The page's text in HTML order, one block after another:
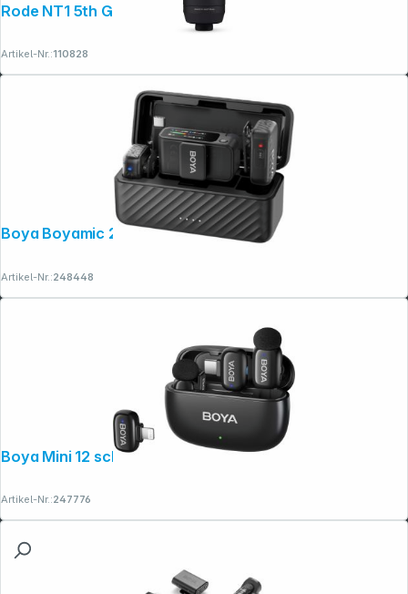
Rode NT1 5th Generation Schwarz
Artikel-Nr.:110828
Boya Boyamic 2-01 2TX + 3RX
Artikel-Nr.:248448
Boya Mini 12 schwarz 2TX + 2RX
Artikel-Nr.:247776